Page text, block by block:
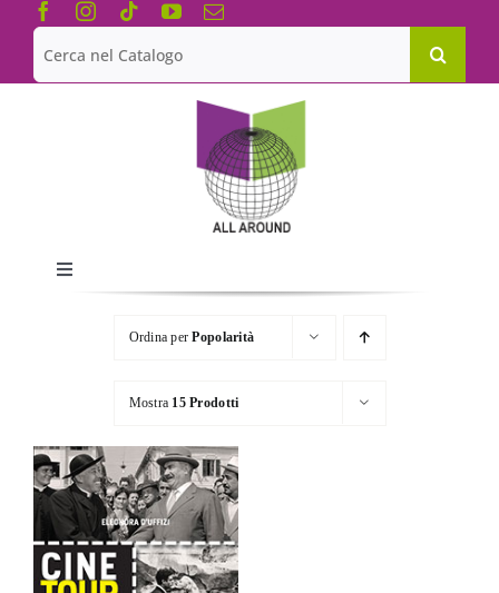
Salta
contenuto
Cerca
per:
Toggle
Navigation
Chi siamo
Le Collane
Catalogo
Ordina perPopolarità
Mostra 15 Prodotti